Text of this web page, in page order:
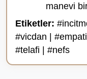
manevi
Etiketler:
#vicdan |
#telafi | #nefs